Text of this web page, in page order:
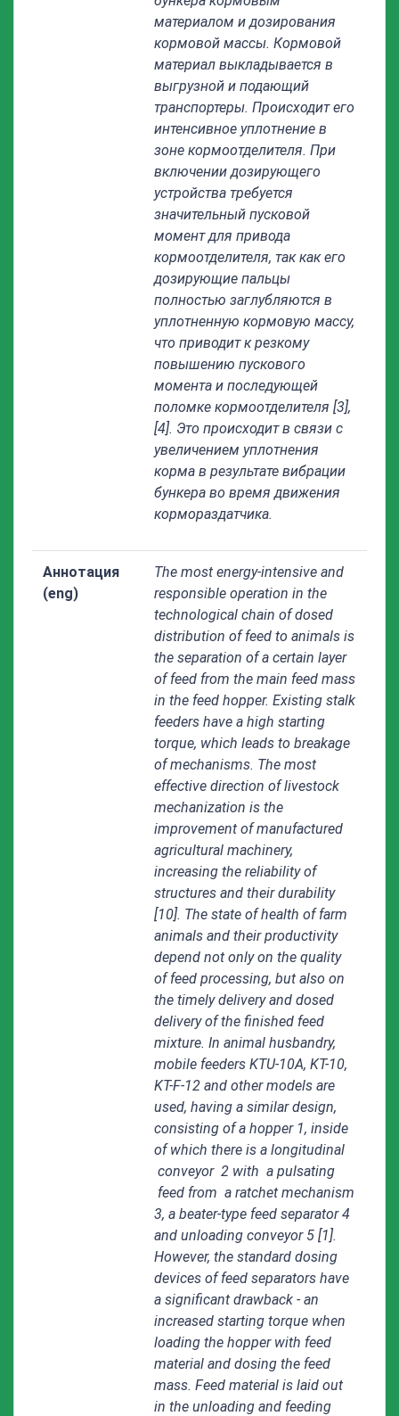
материалом и дозирования
кормовой массы. Кормовой
материал выкладывается в
выгрузной и подающий
транспортеры. Происходит его
интенсивное уплотнение в
зоне кормоотделителя. При
включении дозирующего
устройства требуется
значительный пусковой
момент для привода
кормоотделителя, так как его
дозирующие пальцы
полностью заглубляются в
уплотненную кормовую массу,
что приводит к резкому
повышению пускового
момента и последующей
поломке кормоотделителя [3],
[4]. Это происходит в связи с
увеличением уплотнения
корма в результате вибрации
бункера во время движения
кормораздатчика.
Аннотация
(eng)
The most energy-intensive and
responsible operation in the
technological chain of dosed
distribution of feed to animals is
the separation of a certain layer
of feed from the main feed mass
in the feed hopper. Existing stalk
feeders have a high starting
torque, which leads to breakage
of mechanisms. The most
effective direction of livestock
mechanization is the
improvement of manufactured
agricultural machinery,
increasing the reliability of
structures and their durability
[10]. The state of health of farm
animals and their productivity
depend not only on the quality
of feed processing, but also on
the timely delivery and dosed
delivery of the finished feed
mixture. In animal husbandry,
mobile feeders KTU-10A, KT-10,
KT-F-12 and other models are
used, having a similar design,
consisting of a hopper 1, inside
of which there is a longitudinal
conveyor 2 with a pulsating
feed from a ratchet mechanism
3, a beater-type feed separator 4
and unloading conveyor 5 [1].
However, the standard dosing
devices of feed separators have
a significant drawback - an
increased starting torque when
loading the hopper with feed
material and dosing the feed
mass. Feed material is laid out
in the unloading and feeding